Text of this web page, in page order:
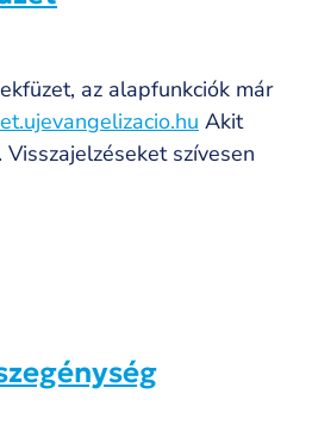
az alapfunkciók már
Akit
szívesen